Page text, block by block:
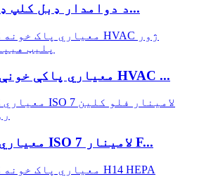
د دوامدار ډبل کلپ ډول سټ...
د CE معیاري پاکې خونې HVAC ...
د CE معیاري ISO 7 لامینار F...